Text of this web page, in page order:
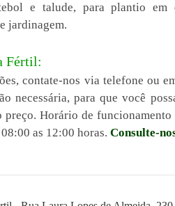
e talude, para plantio em
jardinagem.
Fértil:
contate-nos via telefone ou
necessária, para que você
Horário de
as 12:00 horas. Consulte-